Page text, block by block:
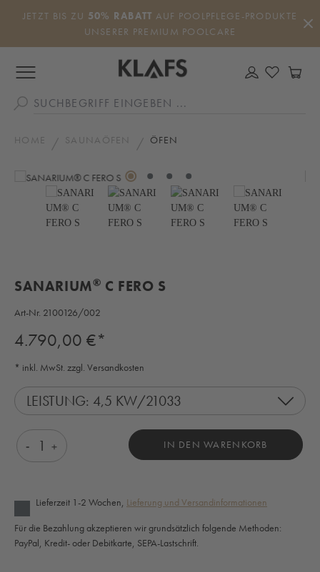
Zum Hauptinhalt springen
JETZT BIS ZU 50% RABATT AUF POOLPFLEGE-PRODUKTE
UNSERER PREMIUM POOLCARE
DU
HOME SAUNAÖFEN ÖFEN
Bildergalerie überspringen
SANARIUM® C FERO S
Art-Nr. 2100126/002
Regulärer Preis:
4.790,00 €*
* inkl. MwSt. zzgl. Versandkosten
LEISTUNG: 4,5 KW/21033
Produkt Anzahl: Gib den gewünschten Wert ein
IN DEN WARENKORB
Lieferzeit 1-2 Wochen, Lieferung und Versandinformationen
Für die Bezahlung akzeptieren wir grundsätzlich folgende Methoden:
PayPal, Kredit- oder Debitkarte, SEPA-Lastschrift.